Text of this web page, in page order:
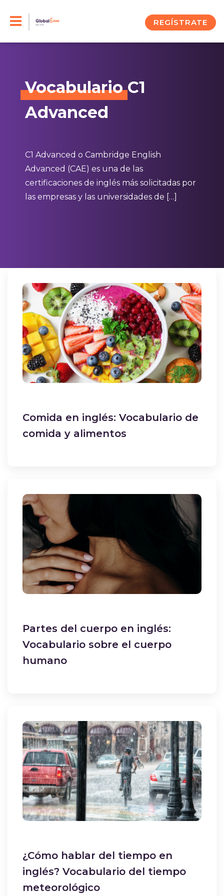
REGÍSTRATE
VocabularioC1
Advanced
C1 Advanced o Cambridge English
Advanced (CAE) es una de las
certificaciones de inglés más solicitadas por
las empresas y las universidades de […]
Comida en inglés: Vocabulario de
comida y alimentos
Partes del cuerpo en inglés:
Vocabulario sobre el cuerpo
humano
¿Cómo hablar del tiempo en
inglés? Vocabulario del tiempo
meteorológico